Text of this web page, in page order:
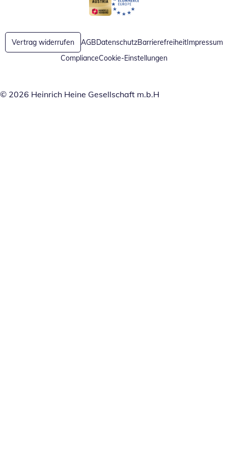
Öffnet in neuem Fenster
Öffnet in neuem Fenster
Vertrag widerrufen AGBDatenschutzBarrierefreiheitImpressum
ComplianceCookie-Einstellungen
© 2026 Heinrich Heine Gesellschaft m.b.H